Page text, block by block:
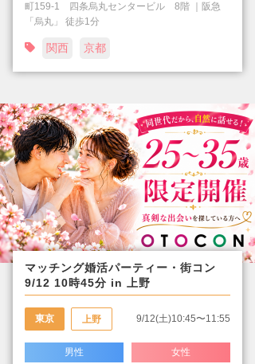
町159-1 四条烏丸センタービル 8階 ｜阪急
「烏丸」 徒歩1分
関西 京都
マッチング婚活パーティー・街コン
9/12 10時45分 in 上野
東京 上野 9/12(土)10:45〜11:55
男性
女性